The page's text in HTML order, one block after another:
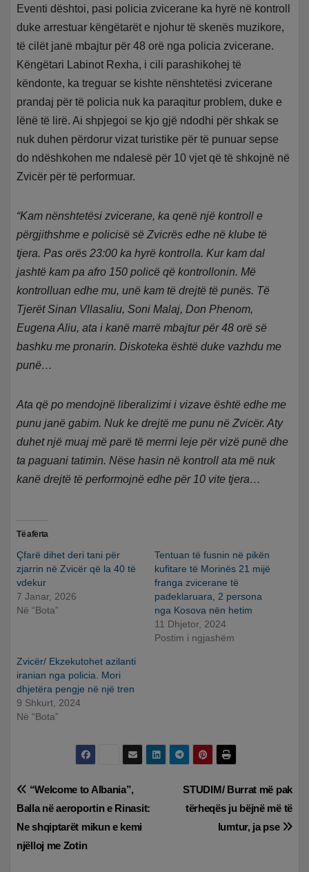
Eventi dështoi, pasi policia zvicerane ka hyrë në kontroll
duke arrestuar këngëtarët e njohur të skenës muzikore,
të cilët janë mbajtur për 48 orë nga policia zvicerane.
Këngëtari Labinot Rexha, i cili parashikohej të
këndonte, ka treguar se kishte nënshtetësi zvicerane
prandaj për të policia nuk ka paraqitur problem, duke e
lënë të lirë. Ai shpjegoi se kjo gjë ndodhi për shkak se
nuk duhen përdorur vizat turistike për të punuar sepse
do ndëshkohen me ndalesë për 10 vjet që të shkojnë në
Zvicër për të performuar.
“Kam nënshtetësi zvicerane, ka qenë një kontroll e
përgjithshme e policisë së Zvicrës edhe në klube të
tjera. Pas orës 23:00 ka hyrë kontrolla. Kur kam dal
jashtë kam pa afro 150 policë që kontrollonin. Më
kontrolluan edhe mu, unë kam të drejtë të punës. Të
Tjerët Sinan Vllasaliu, Soni Malaj, Don Phenom,
Eugena Aliu, ata i kanë marrë mbajtur për 48 orë së
bashku me pronarin. Diskoteka është duke vazhdu me
punë…
Ata që po mendojnë liberalizimi i vizave është edhe me
punu janë gabim. Nuk ke drejtë me punu në Zvicër. Aty
duhet një muaj më parë të merrni leje për vizë punë dhe
ta paguani tatimin. Nëse hasin në kontroll ata më nuk
kanë drejtë të performojnë edhe për 10 vite tjera…
Të afërta
Çfarë dihet deri tani për
zjarrin në Zvicër që la 40 të
vdekur
7 Janar, 2026
Në “Bota”
Tentuan të fusnin në pikën
kufitare të Morinës 21 mijë
franga zvicerane të
padeklaruara, 2 persona
nga Kosova nën hetim
11 Dhjetor, 2024
Postim i ngjashëm
Zvicër/ Ekzekutohet azilanti
iranian nga policia. Mori
dhjetëra pengje në një tren
9 Shkurt, 2024
Në “Bota”
Lëvizje
te
postimet
STUDIM/ Burrat më pak
tërheqës ju bëjnë më të
lumtur, ja pse
“Welcome to Albania”,
Balla në aeroportin e Rinasit:
Ne shqiptarët mikun e kemi
njëlloj me Zotin